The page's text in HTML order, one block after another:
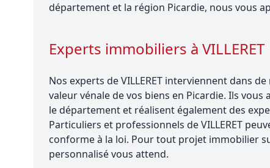
département et la région Picardie, nous vous
Experts immobiliers à VILLERET
Nos experts de VILLERET interviennent dans
valeur vénale de vos biens en Picardie. Ils
le département et réalisent également des
Particuliers et professionnels de VILLERET
conforme à la loi. Pour tout projet immobilier
personnalisé vous attend.